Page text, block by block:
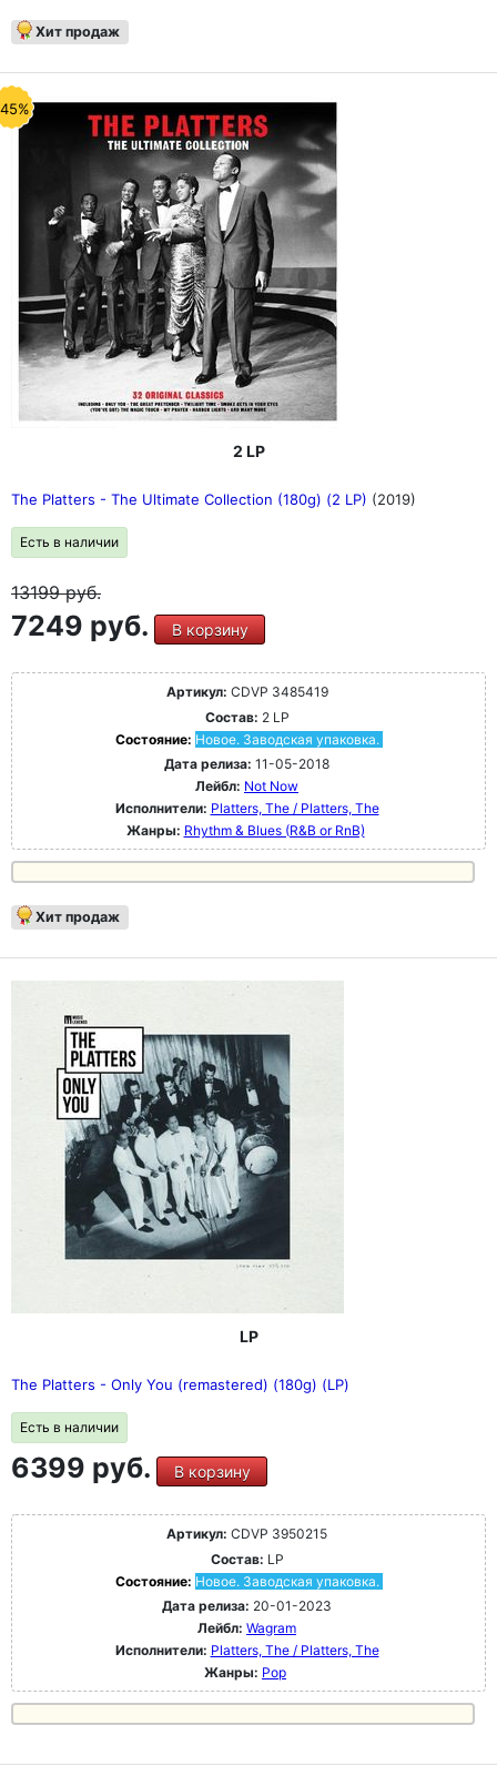
Хит продаж
2 LP
The Platters - The Ultimate Collection (180g) (2 LP) (2019)
Есть в наличии
13199руб.
7249 руб. В корзину
Артикул: CDVP 3485419
Состав: 2 LP
Состояние: Новое. Заводская упаковка.
Дата релиза: 11-05-2018
Лейбл: Not Now
Исполнители: Platters, The / Platters, The
Жанры: Rhythm & Blues (R&B or RnB)
Хит продаж
LP
The Platters - Only You (remastered) (180g) (LP)
Есть в наличии
6399 руб. В корзину
Артикул: CDVP 3950215
Состав: LP
Состояние: Новое. Заводская упаковка.
Дата релиза: 20-01-2023
Лейбл: Wagram
Исполнители: Platters, The / Platters, The
Жанры: Pop